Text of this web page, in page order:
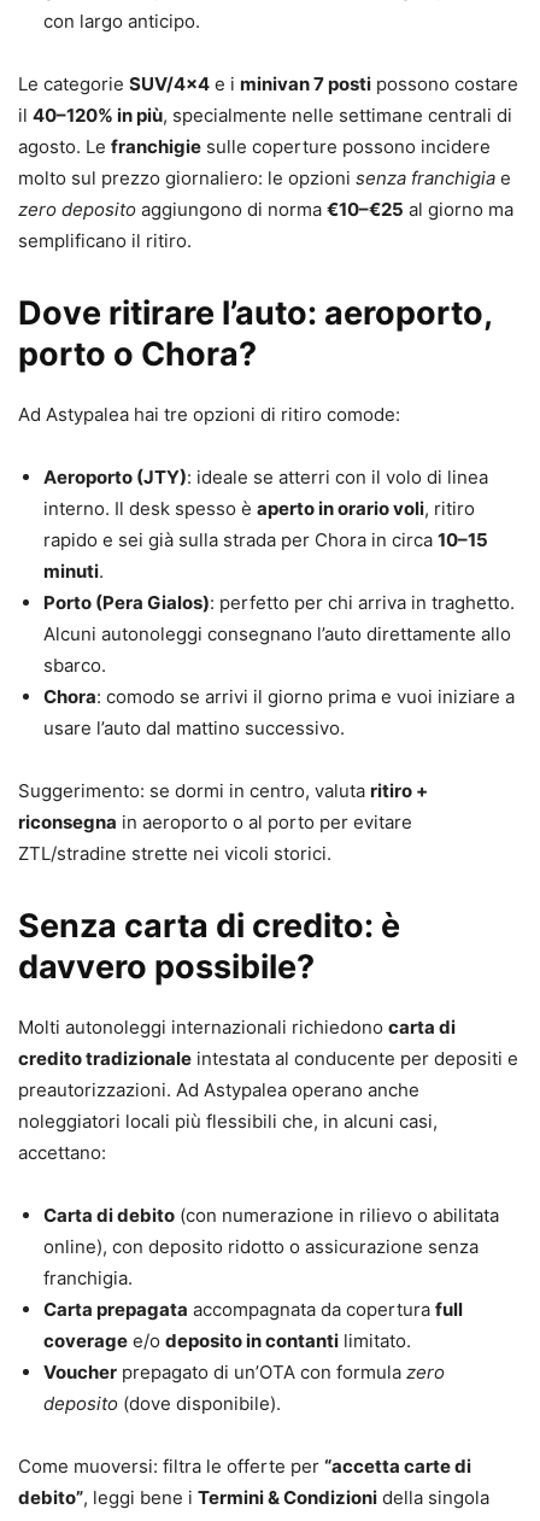
con largo anticipo.
Le categorie SUV/4×4 e i minivan 7 posti possono costare
il 40–120% in più, specialmente nelle settimane centrali di
agosto. Le franchigie sulle coperture possono incidere
molto sul prezzo giornaliero: le opzioni senza franchigia e
zero deposito aggiungono di norma €10–€25 al giorno ma
semplificano il ritiro.
Dove ritirare l’auto: aeroporto,
porto o Chora?
Ad Astypalea hai tre opzioni di ritiro comode:
Aeroporto (JTY): ideale se atterri con il volo di linea
interno. Il desk spesso è aperto in orario voli, ritiro
rapido e sei già sulla strada per Chora in circa 10–15
minuti.
Porto (Pera Gialos): perfetto per chi arriva in traghetto.
Alcuni autonoleggi consegnano l’auto direttamente allo
sbarco.
Chora: comodo se arrivi il giorno prima e vuoi iniziare a
usare l’auto dal mattino successivo.
Suggerimento: se dormi in centro, valuta ritiro +
riconsegna in aeroporto o al porto per evitare
ZTL/stradine strette nei vicoli storici.
Senza carta di credito: è
davvero possibile?
Molti autonoleggi internazionali richiedono carta di
credito tradizionale intestata al conducente per depositi e
preautorizzazioni. Ad Astypalea operano anche
noleggiatori locali più flessibili che, in alcuni casi,
accettano:
Carta di debito (con numerazione in rilievo o abilitata
online), con deposito ridotto o assicurazione senza
franchigia.
Carta prepagata accompagnata da copertura full
coverage e/o deposito in contanti limitato.
Voucher prepagato di un’OTA con formula zero
deposito (dove disponibile).
Come muoversi: filtra le offerte per “accetta carte di
debito”, leggi bene i Termini & Condizioni della singola